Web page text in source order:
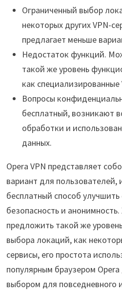
Ограниченный выбор
некоторых других VPN-
предлагает меньше
Недостаток функций.
такой же уровень
как специализированные
Вопросы
бесплатный, возникают
обработки и
данных.
Opera VPN представляет
вариант для
бесплатный способ
безопасность и
предложить такой же
выбора локаций, как
сервисы, его простота
популярным браузером
выбором для повседневного